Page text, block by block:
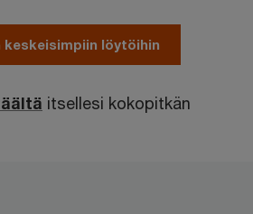
löytöihin
itsellesi kokopitkän